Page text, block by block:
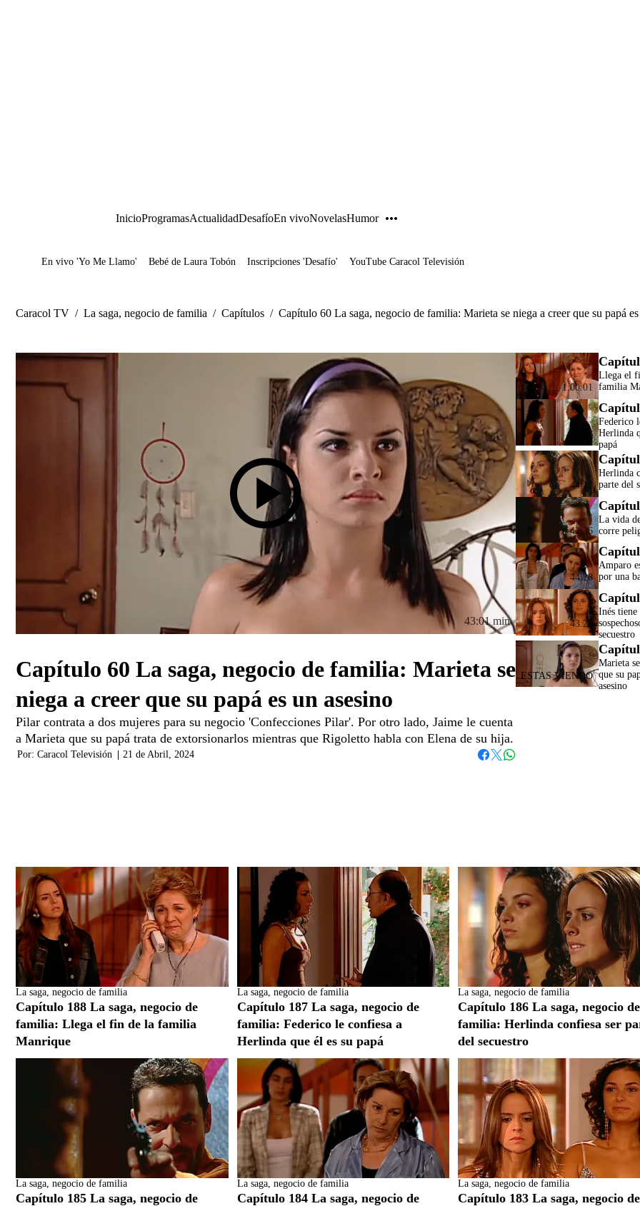
InicioProgramasActualidadDesafíoEn vivoNovelasHumor
Juegos
En vivo 'Yo Me Llamo' Bebé de Laura Tobón Inscripciones 'Desafío' YouTube Caracol Televisión
Caracol TV / La saga, negocio de familia / Capítulos / Capítulo 60 La saga, negocio de familia: Marieta se niega a creer que su papá
43:01 min
Capítulo 60 La saga, negocio de familia: Marieta se
niega a creer que su papá es un asesino
Pilar contrata a dos mujeres para su negocio 'Confecciones Pilar'. Por otro lado, Jaime le cuenta
a Marieta que su papá trata de extorsionarlos mientras que Rigoletto habla con Elena de su hija.
Por: Caracol Televisión
21 de Abril, 2024
1:00:01
Llega el
familia
44:58
Federico
Herlinda
papá
44:12
Herlinda
parte del
42:36
La vida
corre
44:28
Amparo
por una
43:26
Inés tiene
secuestro
Marieta
que su
asesino
La saga, negocio de familia
Capítulo 188 La saga, negocio de
familia: Llega el fin de la familia
Manrique
La saga, negocio de familia
Capítulo 187 La saga, negocio de
familia: Federico le confiesa a
Herlinda que él es su papá
La saga, negocio de familia
Capítulo 186 La saga, negocio de
familia: Herlinda confiesa ser
del secuestro
La saga, negocio de familia
Capítulo 185 La saga, negocio de
La saga, negocio de familia
Capítulo 184 La saga, negocio de
La saga, negocio de familia
Capítulo 183 La saga, negocio de